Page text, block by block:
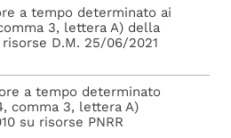
a tempo determinato ai
3, lettera A) della
D.M. 25/06/2021
a tempo determinato
comma 3, lettera A)
su risorse PNRR